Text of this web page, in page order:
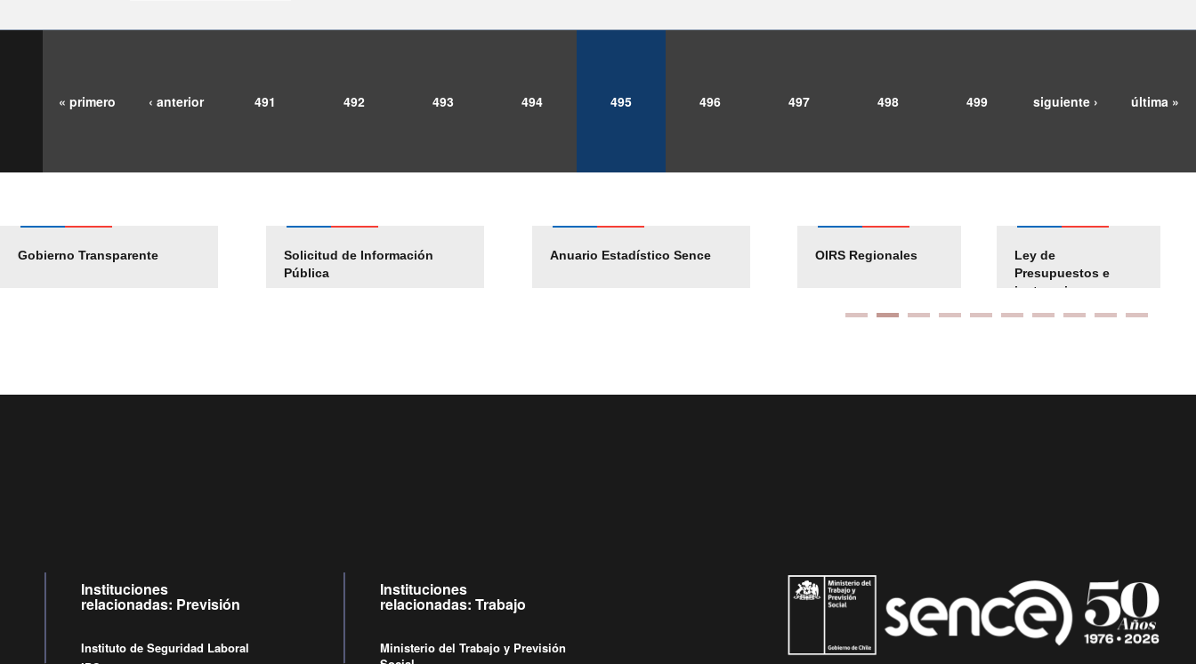
« primero ‹ anterior 491 492 493 494 495 496 497 498 499 siguiente › última »
Gobierno Transparente
Solicitud de Información
Pública
Anuario Estadístico Sence
Pago Proveedores
Empleos Públicos
Solicitud Audiencias
OIRS Regionales
Ley de
Presupuestos e
instrucciones
Instituciones
relacionadas: Previsión
Instituto de Seguridad Laboral
Instituciones
relacionadas: Trabajo
Ministerio del Trabajo y Previsión